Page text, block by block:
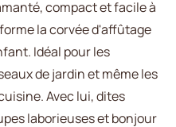
compact et facile à
la corvée d'affûtage
Idéal pour les
de jardin et même les
Avec lui, dites
laborieuses et bonjour